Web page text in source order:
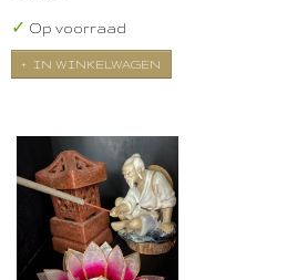
✓ Op voorraad
IN WINKELWAGEN